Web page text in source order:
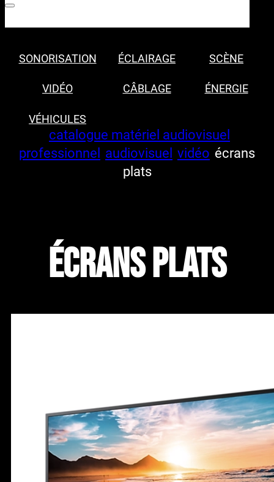
SONORISATION ÉCLAIRAGE SCÈNE
VIDÉO CÂBLAGE ÉNERGIE
VÉHICULES
catalogue matériel audiovisuel
professionnel audiovisuel vidéo écrans
plats
Écrans plats